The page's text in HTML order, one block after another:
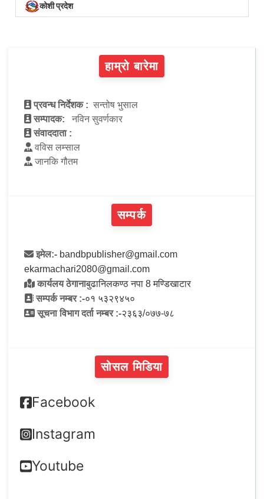
कोशी प्रदेश
हाम्रो बारेमा
प्रवन्ध निर्देशक : सन्तोष भुसाल
सम्पादक:
नविन सुवर्णकार
संवाददाता :
वविस लम्साल
जानकि गौतम
सम्पर्क
इमेल:- bandbpublisher@gmail.com
ekarmachari2080@gmail.com
कार्यलय ठेगानाबुढानिलकण्ठ नपा 8 मण्डिखाटार
सम्पर्क नम्बर :-०१ ५३२९४५०
सूचना विभाग दर्ता नम्बर :-२३६३/०७७-७८
सोसल मिडिया
Facebook
Instagram
Youtube